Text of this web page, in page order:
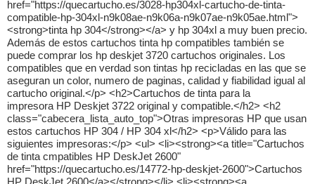
href="https://quecartucho.es/3028-hp304xl-cartucho-de-tinta-
compatible-hp-304xl-n9k08ae-n9k06a-n9k07ae-n9k05ae.html">
<strong>tinta hp 304</strong></a> y hp 304xl a muy buen precio.
Además de estos cartuchos tinta hp compatibles también se
puede comprar los hp deskjet 3720 cartuchos originales. Los
compatibles que en verdad son tintas hp recicladas en las que se
aseguran un color, numero de paginas, calidad y fiabilidad igual al
cartucho original.</p> <h2>Cartuchos de tinta para la
impresora HP Deskjet 3722 original y compatible.</h2> <h2
class="cabecera_lista_auto_top">Otras impresoras HP que usan
estos cartuchos HP 304 / HP 304 xl</h2> <p>Válido para las
siguientes impresoras:</p> <ul> <li><strong><a title="Cartuchos
de tinta cmpatibles HP DeskJet 2600"
href="https://quecartucho.es/14772-hp-deskjet-2600">Cartuchos